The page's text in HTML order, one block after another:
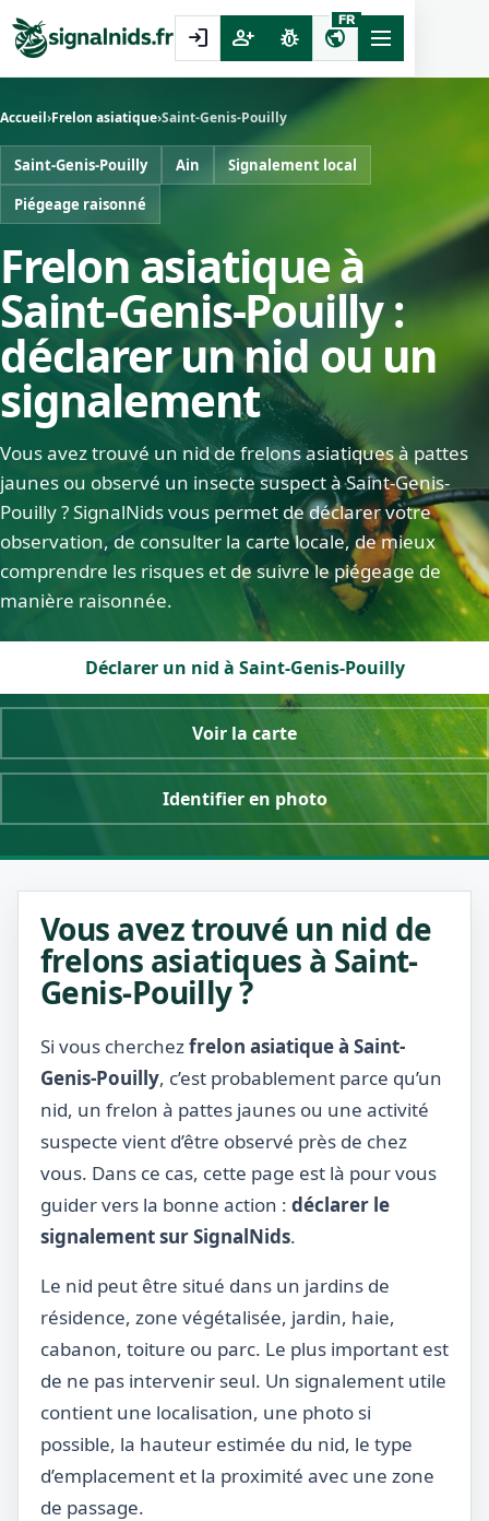
login person_add pest_control public
FR
Accueil›Frelon asiatique›Saint-Genis-Pouilly
Saint-Genis-Pouilly Ain
Signalement local
Piégeage raisonné
Frelon asiatique à
Saint-Genis-Pouilly :
déclarer un nid ou un
signalement
Vous avez trouvé un nid de frelons asiatiques à pattes
jaunes ou observé un insecte suspect à Saint-Genis-
Pouilly ? SignalNids vous permet de déclarer votre
observation, de consulter la carte locale, de mieux
comprendre les risques et de suivre le piégeage de
manière raisonnée.
Déclarer un nid à Saint-Genis-Pouilly
Voir la carte
Identifier en photo
Vous avez trouvé un nid de
frelons asiatiques à Saint-
Genis-Pouilly ?
Si vous cherchezfrelon asiatique à Saint-
Genis-Pouilly, c’est probablement parce qu’un
nid, un frelon à pattes jaunes ou une activité
suspecte vient d’être observé près de chez
vous. Dans ce cas, cette page est là pour vous
guider vers la bonne action : déclarer le
signalement sur SignalNids.
Le nid peut être situé dans un jardins de
résidence, zone végétalisée, jardin, haie,
cabanon, toiture ou parc. Le plus important est
de ne pas intervenir seul. Un signalement utile
contient une localisation, une photo si
possible, la hauteur estimée du nid, le type
d’emplacement et la proximité avec une zone
de passage.